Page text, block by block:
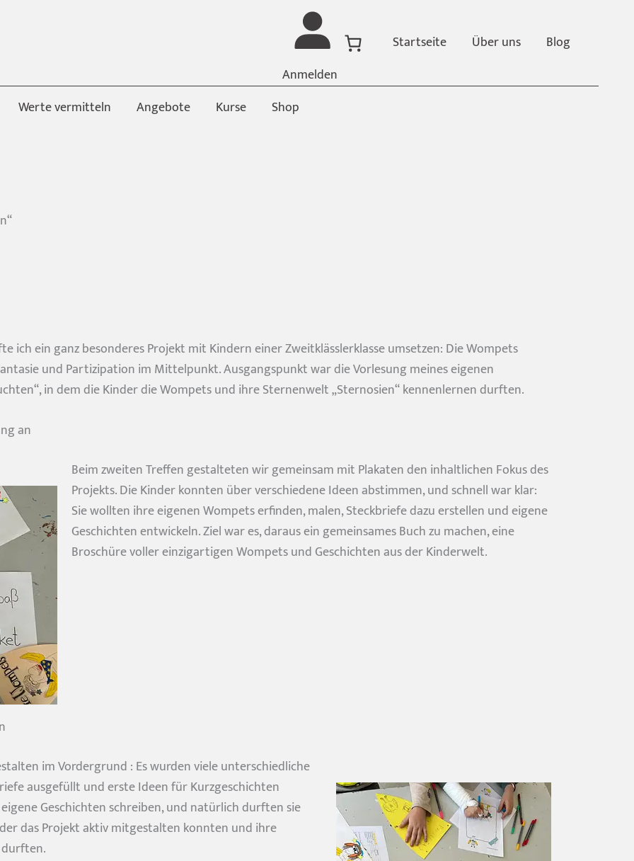
Anmelden
Startseite Über uns Blog
Werte vermitteln Angebote Kurse Shop
ich ein ganz besonderes Projekt mit Kindern einer Zweitklässlerklasse umsetzen: Die Wompets
und Partizipation im Mittelpunkt. Ausgangspunkt war die Vorlesung meines eigenen
in dem die Kinder die Wompets und ihre Sternenwelt „Sternosien“ kennenlernen durften.
an
Beim zweiten Treffen gestalteten wir gemeinsam mit Plakaten den inhaltlichen Fokus des
Projekts. Die Kinder konnten über verschiedene Ideen abstimmen, und schnell war klar:
Sie wollten ihre eigenen Wompets erfinden, malen, Steckbriefe dazu erstellen und eigene
Geschichten entwickeln. Ziel war es, daraus ein gemeinsames Buch zu machen, eine
Broschüre voller einzigartigen Wompets und Geschichten aus der Kinderwelt.
im Vordergrund : Es wurden viele unterschiedliche
ausgefüllt und erste Ideen für Kurzgeschichten
Geschichten schreiben, und natürlich durften sie
das Projekt aktiv mitgestalten konnten und ihre